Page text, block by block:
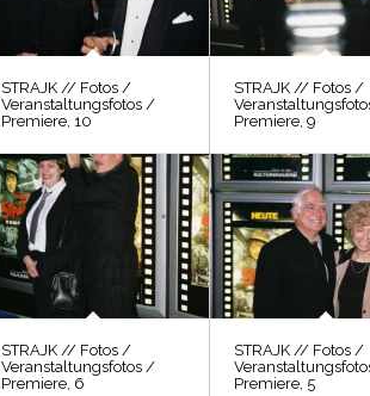
STRAJK // Fotos /
Veranstaltungsfotos /
Premiere, 10
STRAJK // Fotos /
Premiere, 9
STRAJK // Fotos /
Veranstaltungsfotos /
Premiere, 6
STRAJK // Fotos /
Premiere, 5